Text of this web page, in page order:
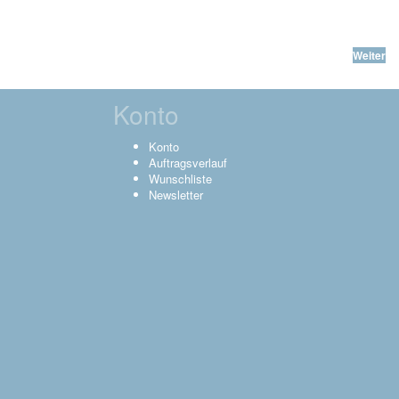
Weiter
Konto
Konto
Auftragsverlauf
Wunschliste
Newsletter